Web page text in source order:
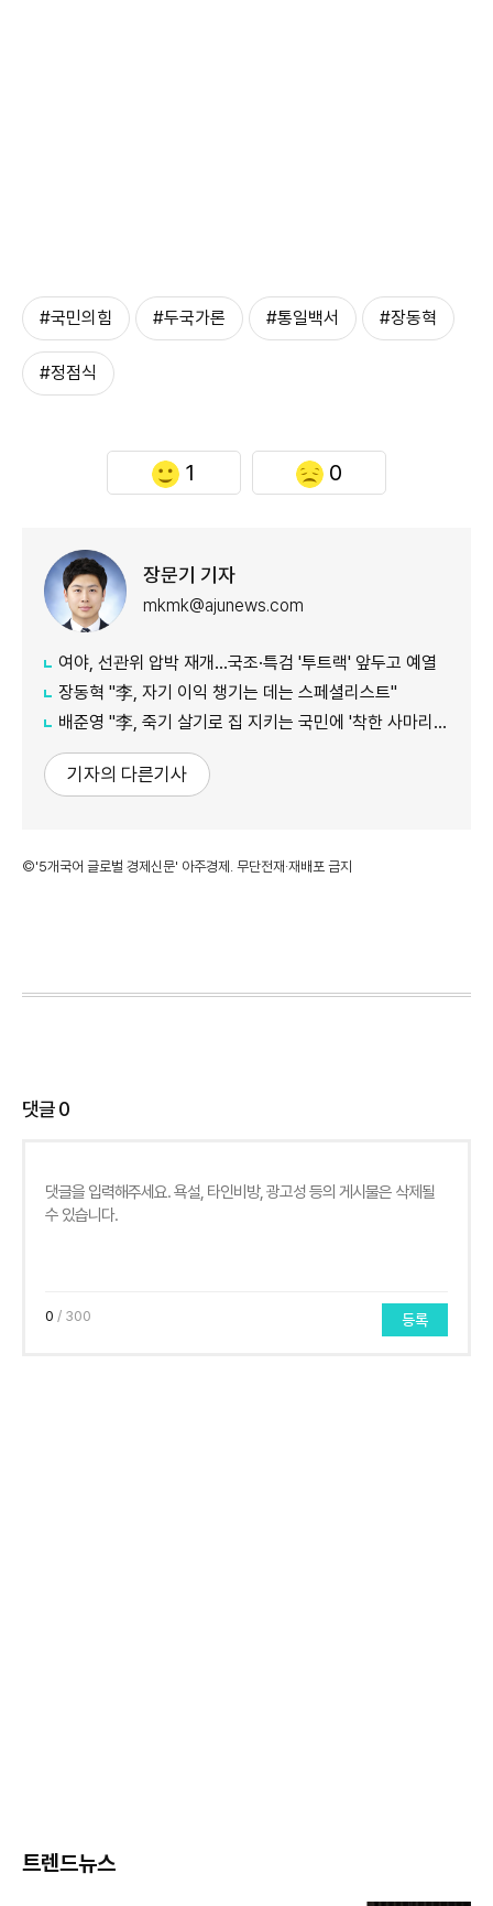
#국민의힘 #두국가론 #통일백서 #장동혁
#정점식
1 0
장문기 기자
mkmk@ajunews.com
여야, 선관위 압박 재개…국조·특검 '투트랙' 앞두고 예열
장동혁 "李, 자기 이익 챙기는 데는 스페셜리스트"
배준영 "李, 죽기 살기로 집 지키는 국민에 '착한 사마리아인' 강요"
기자의 다른기사
©'5개국어 글로벌 경제신문' 아주경제. 무단전재·재배포 금지
댓글0
0 / 300 등록
트렌드뉴스